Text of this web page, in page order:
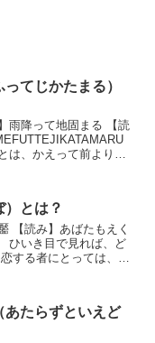
てじかたまる）
は、かえって前よりも
）とは？
あたらずといえど